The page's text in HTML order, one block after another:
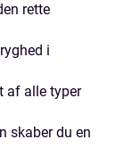
rette
i
af alle typer
skaber du en